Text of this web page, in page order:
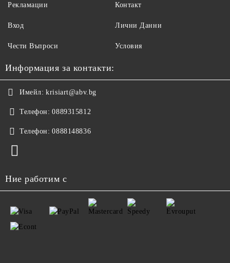
Рекламации
Вход
Чести Въпроси
Контакт
Лични Данни
Условия
Информация за контакти:
Имейл: krisiart@abv.bg
Телефон: 0889315812
Телефон: 0888148836
Ние работим с